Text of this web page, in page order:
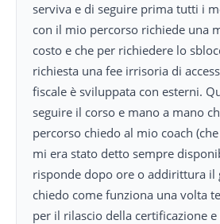
serviva e di seguire prima tutti i
con il mio percorso richiede una
costo e che per richiedere lo
richiesta una fee irrisoria di
fiscale è sviluppata con esterni.
seguire il corso e mano a mano
percorso chiedo al mio coach
mi era stato detto sempre
risponde dopo ore o addirittura il
chiedo come funziona una volta
per il rilascio della certificazione